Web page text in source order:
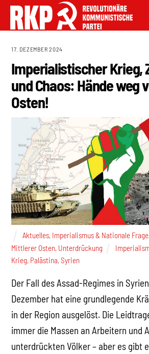
17. DEZEMBER 2024
Imperialistischer Krieg,
und Chaos: Hände weg
Osten!
Aktuelles, Imperialismus & Nationale Frage,
Mittlerer Osten, Unterdrückung
Krieg, Palästina,Syrien
Der Fall des Assad-Regimes in
Dezember hat eine grundlegende
in der Region ausgelöst. Die
immer die Massen an Arbeitern und
unterdrückten Völker – aber es gibt